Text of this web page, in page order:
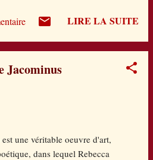
ludique entre l'animal et le tout-
des jeux, de la tendresse,
aux traits simples et aux couleurs
si bien le quotidien. Moi aussi, à
Zeveren Ecole des loisirs Pastel
LIRE LA SUITE
Jacominus
une véritable oeuvre d'art,
dans lequel Rebecca